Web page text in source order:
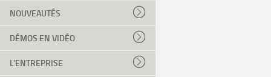
NOUVEAUTÉS
DÉMOS EN VIDÉO
L'ENTREPRISE